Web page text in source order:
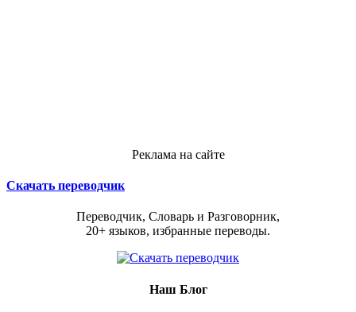
Реклама на сайте
Скачать переводчик
Переводчик, Словарь и Разговорник,
20+ языков, избранные переводы.
Наш Блог